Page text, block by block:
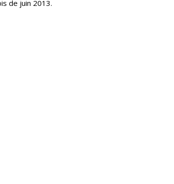
de juin 2013.